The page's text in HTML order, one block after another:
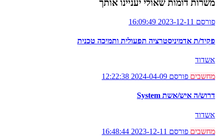
משרות דומות שאולי יעניינו אותך
פורסם 2023-12-11 16:09:49
פקיד/ת אדמיניסטרציה תפעולית ותמיכה טכנית
אשדוד
מחשבים פורסם 2024-04-09 12:22:38
דרוש/ה איש/אשת System
אשדוד
מחשבים פורסם 2023-12-11 16:48:44